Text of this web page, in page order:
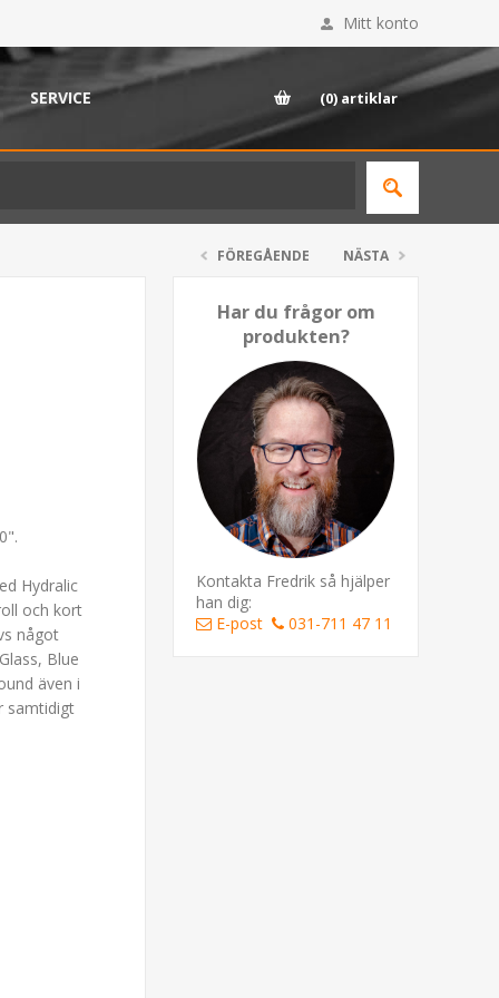
Mitt konto
SERVICE (0) artiklar
FÖREGÅENDE NÄSTA
Har du frågor om
produkten?
Kontakta Fredrik så hjälper
han dig:
E-post
031-711 47 11
Hydralic
och kort
något
Blue
även i
samtidigt